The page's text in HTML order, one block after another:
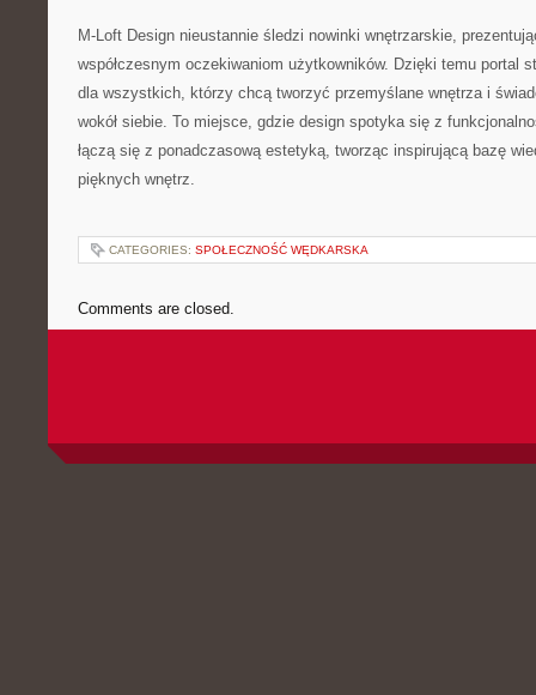
M-Loft Design nieustannie śledzi nowinki wnętrzarskie,
współczesnym oczekiwaniom użytkowników. Dzięki temu portal
dla wszystkich, którzy chcą tworzyć przemyślane wnętrza i
wokół siebie. To miejsce, gdzie design spotyka się z
łączą się z ponadczasową estetyką, tworząc inspirującą bazę
pięknych wnętrz.
CATEGORIES: SPOŁECZNOŚĆ WĘDKARSKA
Comments are closed.